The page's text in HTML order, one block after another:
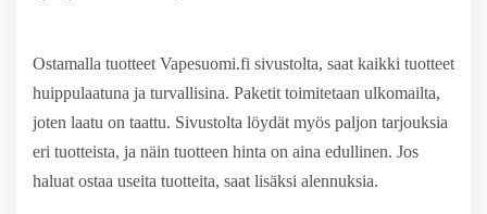
Ostamalla tuotteet Vapesuomi.fi sivustolta, saat kaikki tuotteet
huippulaatuna ja turvallisina. Paketit toimitetaan ulkomailta,
joten laatu on taattu. Sivustolta löydät myös paljon tarjouksia
eri tuotteista, ja näin tuotteen hinta on aina edullinen. Jos
haluat ostaa useita tuotteita, saat lisäksi alennuksia.